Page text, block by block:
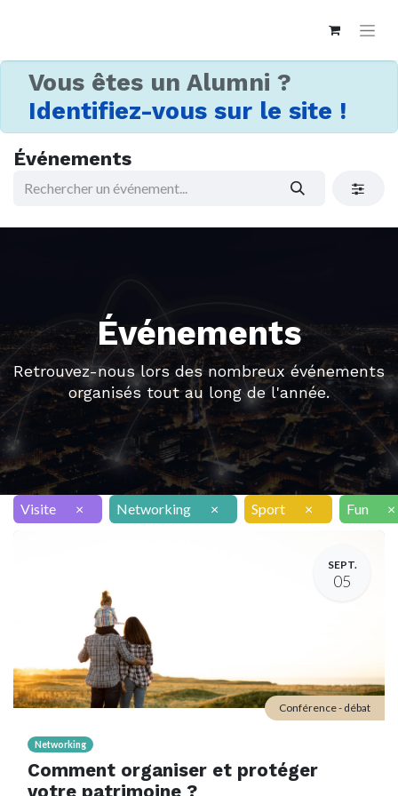
Vous êtes un Alumni ?
Identifiez-vous sur le site !
Événements
Événements
Retrouvez-nous lors des nombreux événements
organisés tout au long de l'année.
Visite × Networking × Sport × Fun ×
SEPT.
05
Networking
Comment organiser et protéger
Conférence - débat